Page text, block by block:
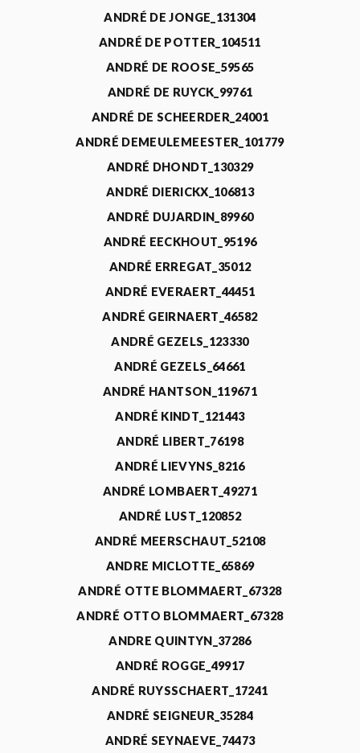
ANDRÉ DE JONGE_131304
ANDRÉ DE POTTER_104511
ANDRÉ DE ROOSE_59565
ANDRÉ DE RUYCK_99761
ANDRÉ DE SCHEERDER_24001
ANDRÉ DEMEULEMEESTER_101779
ANDRÉ DHONDT_130329
ANDRÉ DIERICKX_106813
ANDRÉ DUJARDIN_89960
ANDRÉ EECKHOUT_95196
ANDRÉ ERREGAT_35012
ANDRÉ EVERAERT_44451
ANDRÉ GEIRNAERT_46582
ANDRÉ GEZELS_123330
ANDRÉ GEZELS_64661
ANDRÉ HANTSON_119671
ANDRÉ KINDT_121443
ANDRÉ LIBERT_76198
ANDRÉ LIEVYNS_8216
ANDRÉ LOMBAERT_49271
ANDRÉ LUST_120852
ANDRÉ MEERSCHAUT_52108
ANDRE MICLOTTE_65869
ANDRÉ OTTE BLOMMAERT_67328
ANDRÉ OTTO BLOMMAERT_67328
ANDRE QUINTYN_37286
ANDRÉ ROGGE_49917
ANDRÉ RUYSSCHAERT_17241
ANDRÉ SEIGNEUR_35284
ANDRÉ SEYNAEVE_74473